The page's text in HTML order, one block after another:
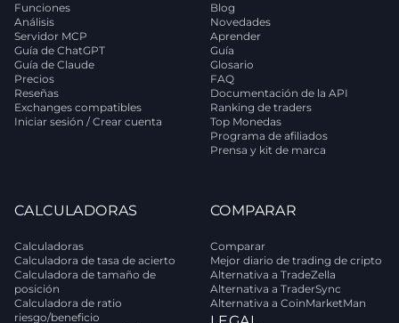
Funciones
Análisis
Servidor MCP
Guía de ChatGPT
Guía de Claude
Precios
Reseñas
Exchanges compatibles
Iniciar sesión / Crear cuenta
Blog
Novedades
Aprender
Guía
Glosario
FAQ
Documentación de la API
Ranking de traders
Top Monedas
Programa de afiliados
Prensa y kit de marca
CALCULADORAS
Calculadoras
Calculadora de tasa de acierto
Calculadora de tamaño de
posición
Calculadora de ratio
riesgo/beneficio
COMPARAR
Comparar
Mejor diario de trading de cripto
Alternativa a TradeZella
Alternativa a TraderSync
Alternativa a CoinMarketMan